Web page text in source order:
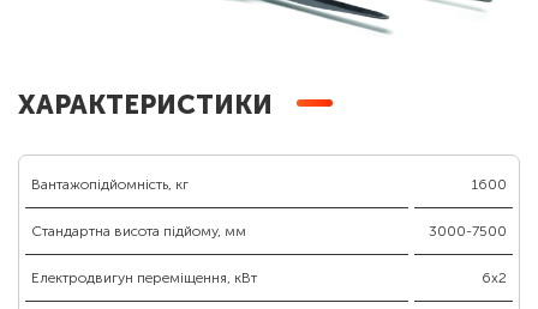
ХАРАКТЕРИСТИКИ
Вантажопідйомність, кг 1600
Стандартна висота підйому, мм 3000-7500
Електродвигун переміщення, кВт 6х2